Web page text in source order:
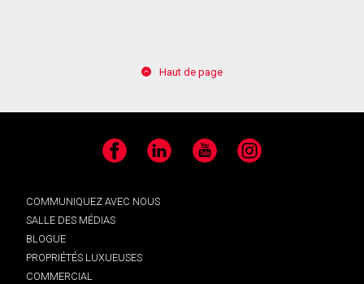
Haut de page
Facebook LinkedIn YouTube Instagram
COMMUNIQUEZ AVEC NOUS
SALLE DES MÉDIAS
BLOGUE
PROPRIÉTÉS LUXUEUSES
COMMERCIAL